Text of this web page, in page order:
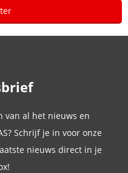
van al het nieuws en
Schrijf je in voor onze
nieuws direct in je